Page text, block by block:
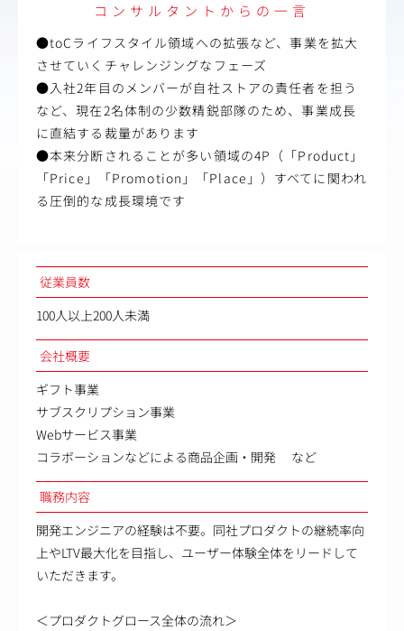
コンサルタントからの一言
●toCライフスタイル領域への拡張など、事業を拡大
させていくチャレンジングなフェーズ
●入社2年目のメンバーが自社ストアの責任者を担う
など、現在2名体制の少数精鋭部隊のため、事業成長
に直結する裁量があります
●本来分断されることが多い領域の4P（「Product」
「Price」「Promotion」「Place」）すべてに関われ
る圧倒的な成長環境です
従業員数
100人以上200人未満
会社概要
ギフト事業
サブスクリプション事業
Webサービス事業
コラボーションなどによる商品企画・開発 など
職務内容
開発エンジニアの経験は不要。同社プロダクトの継続率向
上やLTV最大化を目指し、ユーザー体験全体をリードして
いただきます。
＜プロダクトグロース全体の流れ＞